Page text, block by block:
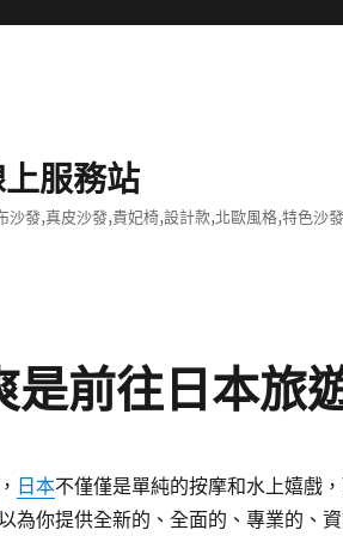
服務站
發,真皮沙發,貴妃椅,設計款,北歐風格,特色沙發
是前往日本旅
日本不僅僅是單純的按摩和水上嬉戲
為你提供全新的、全面的、專業的、